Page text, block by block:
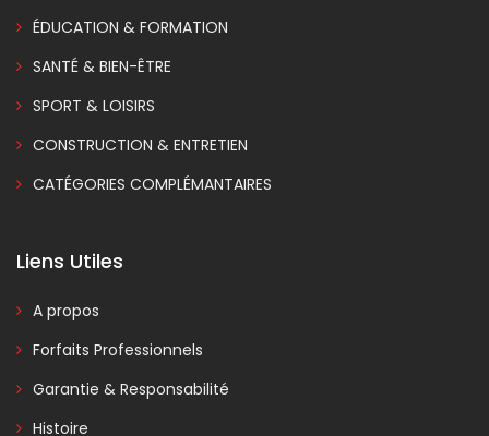
ÉDUCATION & FORMATION
SANTÉ & BIEN-ÊTRE
SPORT & LOISIRS
CONSTRUCTION & ENTRETIEN
CATÉGORIES COMPLÉMANTAIRES
Liens Utiles
A propos
Forfaits Professionnels
Garantie & Responsabilité
Histoire